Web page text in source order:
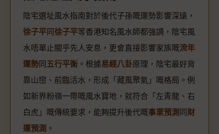
陰宅選址風水指南對於後代子孫嘅運勢影響深遠，
徐子平 同 徐子平等香港知名風水師都強調，陰宅風
水唔單止關乎先人安息，更會直接影響家族嘅流年
運勢 同 五行平衡 。根據易經八卦原理，陰宅最好背
靠山巒、前臨活水，形成「藏風聚氣」嘅格局。例
如新界粉嶺一帶嘅風水寶地，就符合「左青龍、右
白虎」嘅傳統要求，能夠提升後代嘅事業預測 同 財
運預測 。